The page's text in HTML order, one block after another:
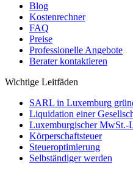
Blog
Kostenrechner
FAQ
Preise
Professionelle Angebote
Berater kontaktieren
Wichtige Leitfäden
SARL in Luxemburg
Liquidation einer
Luxemburgischer MwSt.-
Körperschaftsteuer
Steueroptimierung
Selbständiger werden